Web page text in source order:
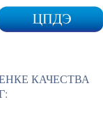
КАЧЕСТВА